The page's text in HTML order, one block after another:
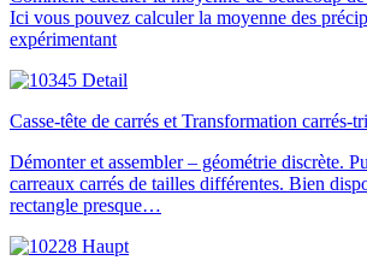
Ici vous pouvez calculer la moyenne des
expérimentant
Casse-tête de carrés et Transformation carrés-
Démonter et assembler – géométrie discrète.
carreaux carrés de tailles différentes. Bien
rectangle presque…